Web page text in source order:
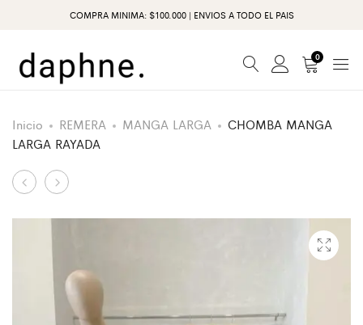
COMPRA MINIMA: $100.000 | ENVIOS A TODO EL PAIS
0
Inicio REMERA MANGA LARGA
CHOMBA MANGA
LARGA RAYADA
Producto
de
BODY
TOP
ASIMETRICO